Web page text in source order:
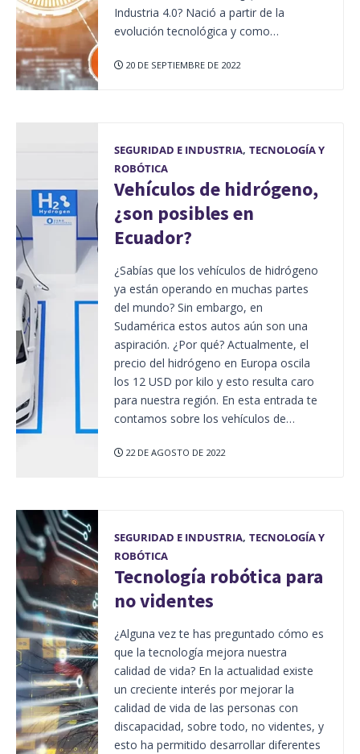
Industria 4.0? Nació a partir de la
evolución tecnológica y como…
20 DE SEPTIEMBRE DE 2022
SEGURIDAD E INDUSTRIA, TECNOLOGÍA Y
ROBÓTICA
Vehículos de hidrógeno,
¿son posibles en
Ecuador?
¿Sabías que los vehículos de hidrógeno
ya están operando en muchas partes
del mundo? Sin embargo, en
Sudamérica estos autos aún son una
aspiración. ¿Por qué? Actualmente, el
precio del hidrógeno en Europa oscila
los 12 USD por kilo y esto resulta caro
para nuestra región. En esta entrada te
contamos sobre los vehículos de…
22 DE AGOSTO DE 2022
SEGURIDAD E INDUSTRIA, TECNOLOGÍA Y
ROBÓTICA
Tecnología robótica para
no videntes
¿Alguna vez te has preguntado cómo es
que la tecnología mejora nuestra
calidad de vida? En la actualidad existe
un creciente interés por mejorar la
calidad de vida de las personas con
discapacidad, sobre todo, no videntes, y
esto ha permitido desarrollar diferentes